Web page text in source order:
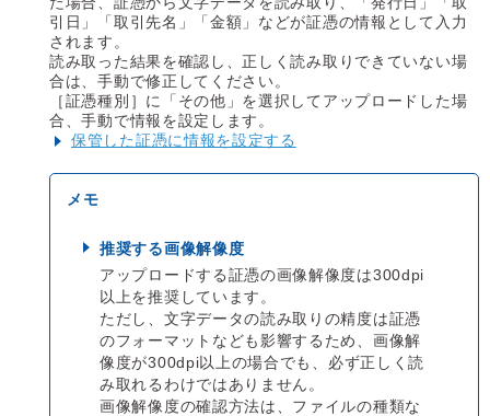
引日」「取引先名」「金額」などが証憑の情報として入力
されます。
読み取った結果を確認し、正しく読み取りできていない場
合は、手動で修正してください。
［証憑種別］に「その他」を選択してアップロードした場
合、手動で情報を設定します。
保管した証憑に情報を設定する
推奨する画像解像度
アップロードする証憑の画像解像度は300dpi
以上を推奨しています。
ただし、文字データの読み取りの精度は証憑
のフォーマットなども影響するため、画像解
像度が300dpi以上の場合でも、必ず正しく読
み取れるわけではありません。
画像解像度の確認方法は、ファイルの種類な